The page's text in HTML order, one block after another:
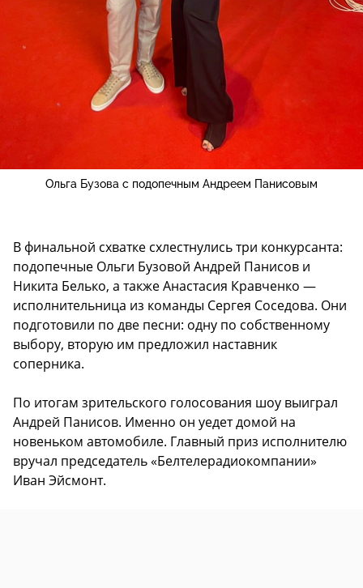
Ольга Бузова с подопечным Андреем Панисовым
В финальной схватке схлестнулись три конкурсанта:
подопечные Ольги Бузовой Андрей Панисов и
Никита Белько, а также Анастасия Кравченко —
исполнительница из команды Сергея Соседова. Они
подготовили по две песни: одну по собственному
выбору, вторую им предложил наставник
соперника.
По итогам зрительского голосования шоу выиграл
Андрей Панисов. Именно он уедет домой на
новеньком автомобиле. Главный приз исполнителю
вручал председатель «Белтелерадиокомпании»
Иван Эйсмонт.